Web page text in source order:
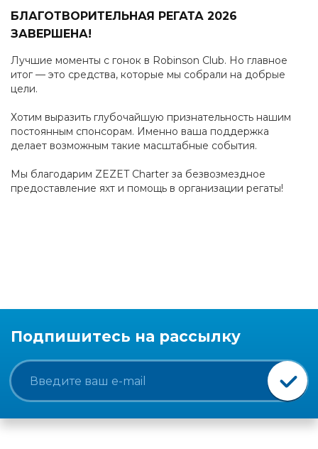
БЛАГОТВОРИТЕЛЬНАЯ РЕГАТА 2026
ЗАВЕРШЕНА!
Лучшие моменты с гонок в Robinson Club. Но главное
итог — это средства, которые мы собрали на добрые
цели.
Хотим выразить глубочайшую признательность нашим
постоянным спонсорам. Именно ваша поддержка
делает возможным такие масштабные события.
Мы благодарим ZEZET Charter за безвозмездное
предоставление яхт и помощь в организации регаты!
Подпишитесь на рассылку